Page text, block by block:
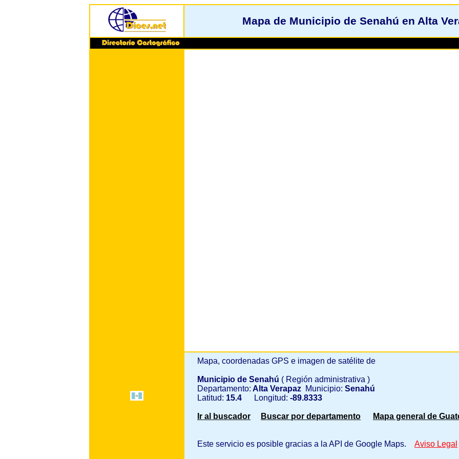
Mapa de Municipio de Senahú en Alta
Mapa, coordenadas GPS e imagen de satélite de
Municipio de Senahú ( Región administrativa )
Departamento: Alta Verapaz Municipio: Senahú
Latitud: 15.4 Longitud: -89.8333
Ir al buscador Buscar por departamento Mapa general de
Este servicio es posible gracias a la API de Google Maps. Aviso Legal